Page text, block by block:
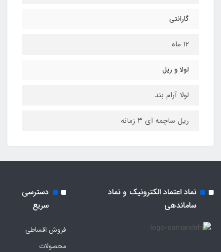
گارانتی
۱۲ ماه
لولا و ریل
لولا آرام بند
ریل ساچمه ای ۳ زمانه
نماد اعتماد الکترونیک و نماد
ساماندهی
دسترسی
سریع
فروش اقساطی
محصولات